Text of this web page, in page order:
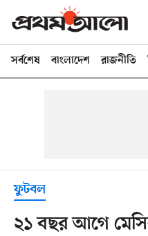
সর্বশেষ বাংলাদেশ রাজনীতি
ফুটবল
২১ বছর আগে